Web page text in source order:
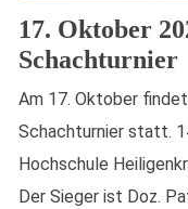
17. Oktober
Schachturnier
Am 17. Oktober
Schachturnier statt.
Hochschule
Der Sieger ist Doz.